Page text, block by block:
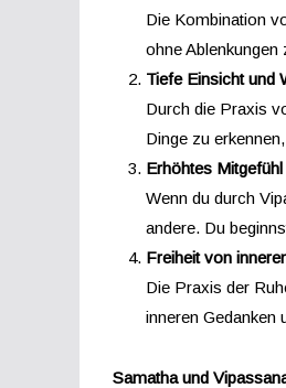
Die Kombination
ohne
Tiefe Einsicht und
Durch die Praxis
Dinge zu
Erhöhtes
Wenn du durch
andere. Du
Freiheit von
Die Praxis der
inneren Gedanken
Samatha und